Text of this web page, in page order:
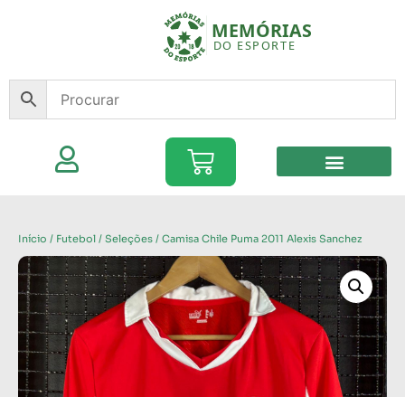
Início / Futebol / Seleções / Camisa Chile Puma 2011 Alexis Sanchez